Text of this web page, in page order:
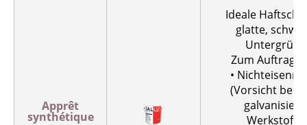
Apprêt
synthétique
Ideale
glatte,
Zum
•
(Vorsicht bei